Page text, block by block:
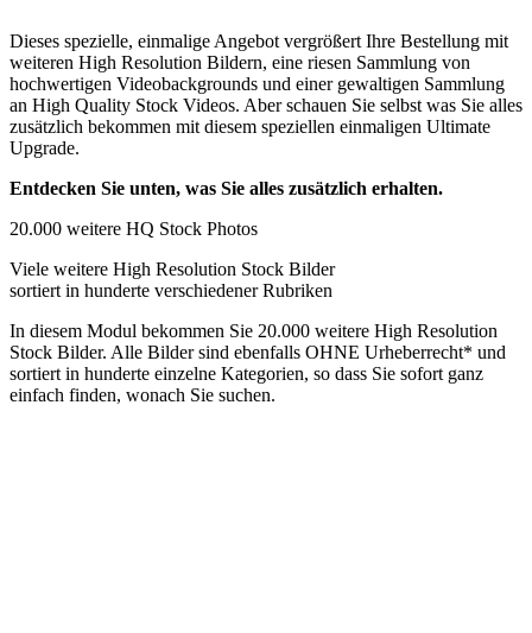
Dieses spezielle, einmalige Angebot vergrößert Ihre Bestellung mit
weiteren High Resolution Bildern, eine riesen Sammlung von
hochwertigen Videobackgrounds und einer gewaltigen Sammlung
an High Quality Stock Videos. Aber schauen Sie selbst was Sie alles
zusätzlich bekommen mit diesem speziellen einmaligen Ultimate
Upgrade.
Entdecken Sie unten, was Sie alles zusätzlich erhalten.
20.000 weitere HQ Stock Photos
Viele weitere High Resolution Stock Bilder
sortiert in hunderte verschiedener Rubriken
In diesem Modul bekommen Sie 20.000 weitere High Resolution
Stock Bilder. Alle Bilder sind ebenfalls OHNE Urheberrecht* und
sortiert in hunderte einzelne Kategorien, so dass Sie sofort ganz
einfach finden, wonach Sie suchen.